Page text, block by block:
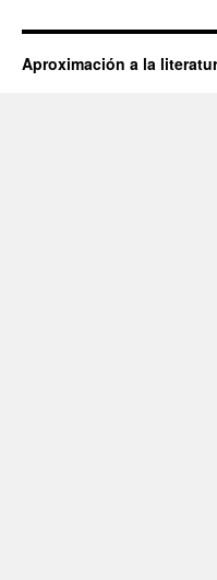
Aproximación a la